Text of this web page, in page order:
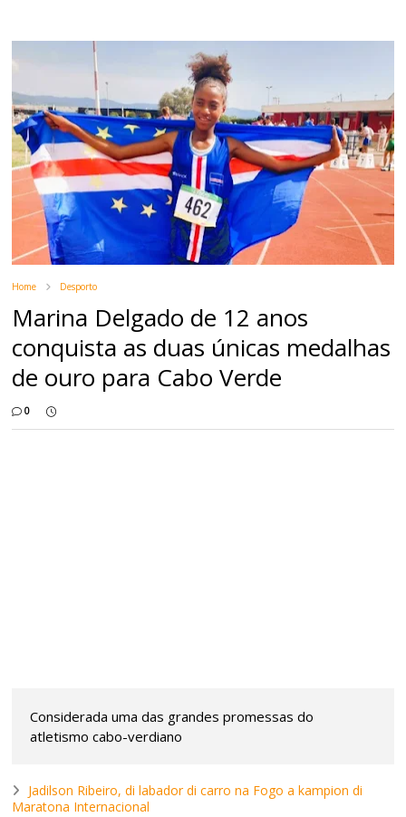
Home Desporto
Marina Delgado de 12 anos
conquista as duas únicas medalhas
de ouro para Cabo Verde
0
Considerada uma das grandes promessas do
atletismo cabo-verdiano
Jadilson Ribeiro, di labador di carro na Fogo a kampion di
Maratona Internacional